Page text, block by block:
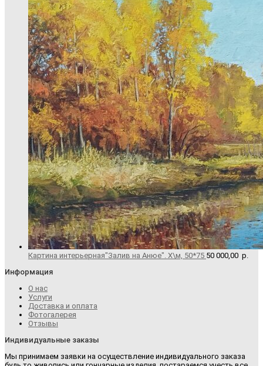
Картина интерьерная"Залив на Анюе". Х\м, 50*75 50 000,00 р.
Информация
О нас
Услуги
Доставка и оплата
Фотогалерея
Отзывы
Индивидуальные заказы
Мы принимаем заявки на осуществление индивидуального заказа